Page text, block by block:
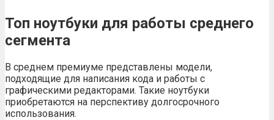
Топ ноутбуки для работы среднего
сегмента
В среднем премиуме представлены модели,
подходящие для написания кода и работы с
графическими редакторами. Такие ноутбуки
приобретаются на перспективу долгосрочного
использования.